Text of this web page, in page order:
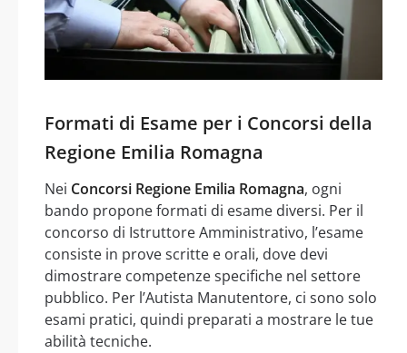
Formati di Esame per i Concorsi della
Regione Emilia Romagna
Nei Concorsi Regione Emilia Romagna, ogni
bando propone formati di esame diversi. Per il
concorso di Istruttore Amministrativo, l’esame
consiste in prove scritte e orali, dove devi
dimostrare competenze specifiche nel settore
pubblico. Per l’Autista Manutentore, ci sono solo
esami pratici, quindi preparati a mostrare le tue
abilità tecniche.